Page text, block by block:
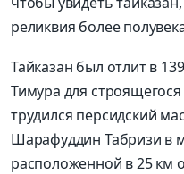
реликвия более
Тайказан был отлит в
Тимура для
трудился персидский
Шарафуддин Табризи в
расположенной в 25 км